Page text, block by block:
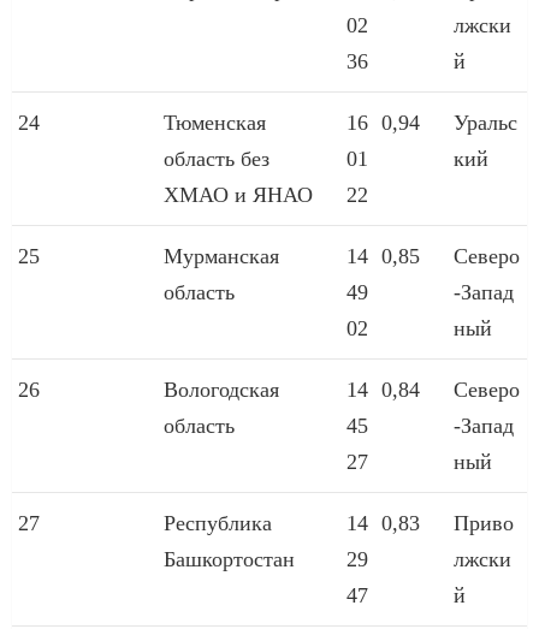
02
36
лжски
й
24
Тюменская
область без
ХМАО и ЯНАО
16
01
22
0,94
Уральс
кий
25
Мурманская
область
14
49
02
0,85
Северо
-Запад
ный
26
Вологодская
область
14
45
27
0,84
Северо
-Запад
ный
27
Республика
Башкортостан
14
29
47
0,83
Приво
лжски
й